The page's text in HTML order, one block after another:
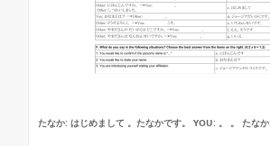
たなか: はじめまして 。たなかです。 YOU: 。 。 たな